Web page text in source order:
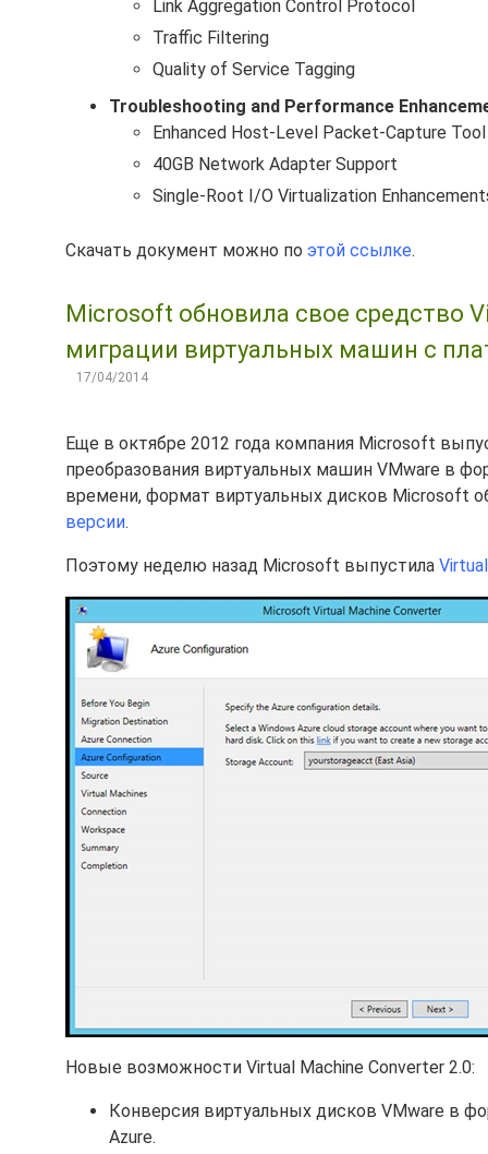
Link Aggregation Control Protocol
Traffic Filtering
Quality of Service Tagging
Troubleshooting and Performance
Enhanced Host-Level Packet-Capture Tool
40GB Network Adapter Support
Single-Root I/O Virtualization
Скачать документ можно по этой ссылке.
Microsoft обновила свое средство
миграции виртуальных машин с
17/04/2014
Еще в октябре 2012 года компания Microsoft
преобразования виртуальных машин VMware в
времени, формат виртуальных дисков Microsoft
версии.
Поэтому неделю назад Microsoft выпустила
Новые возможности Virtual Machine Converter 2.0:
Конверсия виртуальных дисков VMware в
Azure.